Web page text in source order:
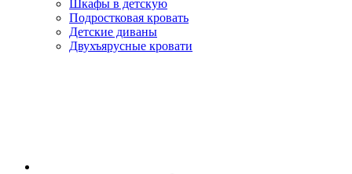
Шкафы в детскую
Подростковая кровать
Детские диваны
Двухъярусные кровати